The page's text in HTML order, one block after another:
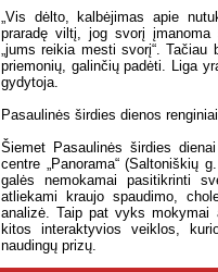
„Vis dėlto, kalbėjimas apie
praradę viltį, jog svorį
„jums reikia mesti svorį“.
priemonių, galinčių padėti. Liga
gydytoja.
Pasaulinės širdies dienos renginiai
Šiemet Pasaulinės širdies
centre „Panorama“ (Saltoniškių
galės nemokamai pasitikrinti
atliekami kraujo spaudimo,
analizė. Taip pat vyks mokymai
kitos interaktyvios veiklos,
naudingų prizų.